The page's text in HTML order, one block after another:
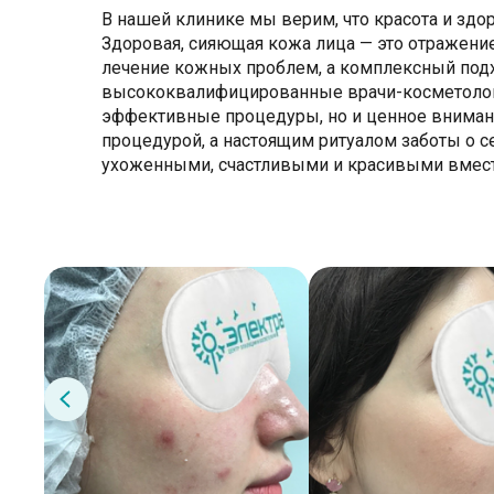
В нашей клинике мы верим, что красота и
Здоровая, сияющая кожа лица — это
лечение кожных проблем, а комплексный
высококвалифицированные врачи-
эффективные процедуры, но и ценное
процедурой, а настоящим ритуалом заботы о
ухоженными, счастливыми и красивыми